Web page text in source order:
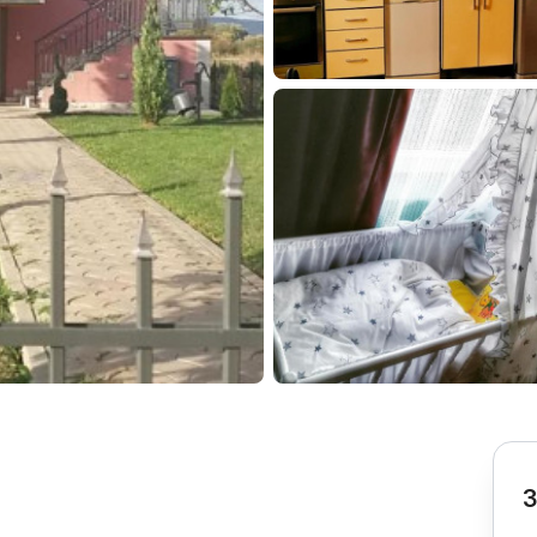
Nova Varoš Valjevo
Kruševac Pirot
Pazar Zrenjanin Vršac
Milanovac Raška Leskovac
Požarevac Senta
Sremska
Mitrovica
Ljubovija
Bela Crkva Negotin